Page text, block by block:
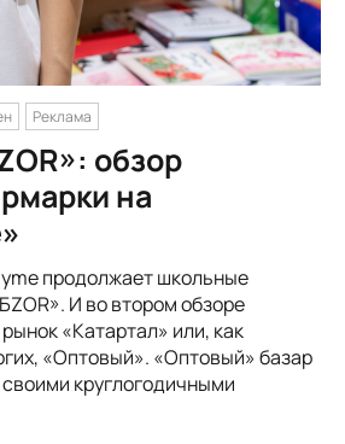
Реклама
обзор
на
продолжает школьные
И во втором обзоре
«Катартал» или, как
«Оптовый». «Оптовый» базар
круглогодичными